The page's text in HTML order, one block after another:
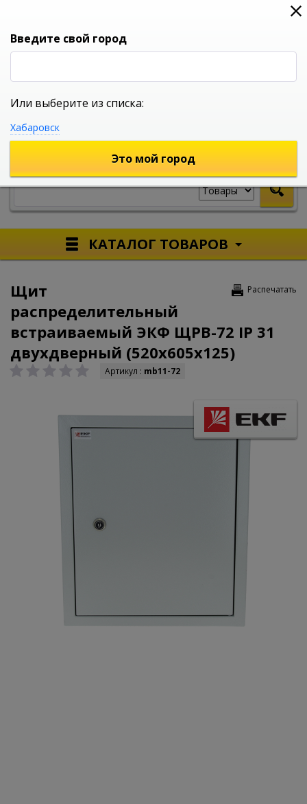
0
УНИВЕРСАЛЬНЫЙ ИНТЕРНЕТ МАГАЗИН
КАТАЛОГ ТОВАРОВ
Распечатать
Щит
распределительный
встраиваемый ЭКФ ЩРВ-72 IP 31
двухдверный (520х605х125)
Артикул : mb11-72
Введите свой город
Или выберите из списка:
Хабаровск
Это мой город